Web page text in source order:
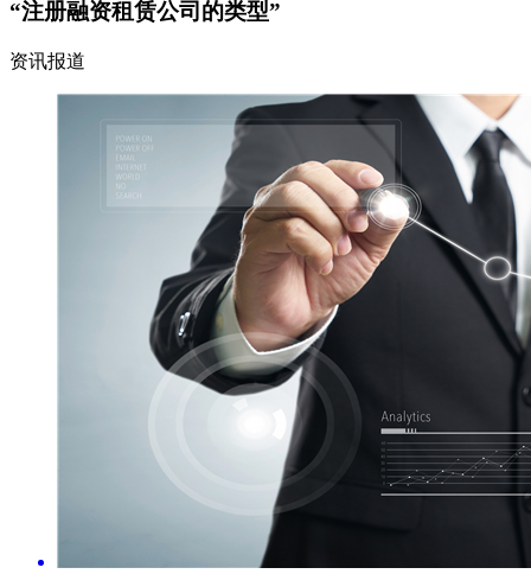
“注册融资租赁公司的类型”
资讯报道